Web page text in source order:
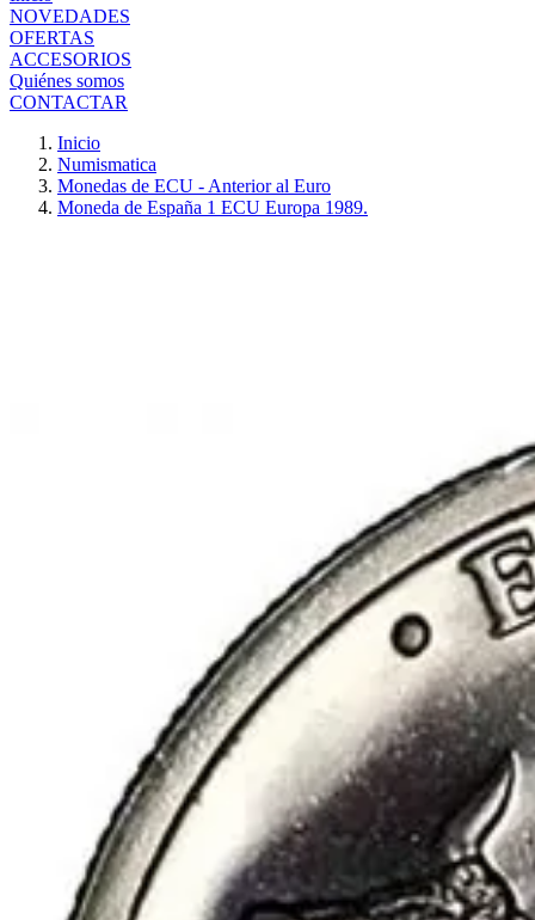
NOVEDADES
OFERTAS
ACCESORIOS
Quiénes somos
CONTACTAR
Inicio
Numismatica
Monedas de ECU - Anterior al Euro
Moneda de España 1 ECU Europa 1989.